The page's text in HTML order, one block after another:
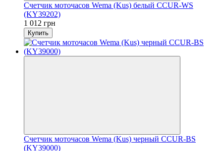
Счетчик моточасов Wema (Kus) белый CCUR-WS
(KY39202)
1 012 грн
Купить
Счетчик моточасов Wema (Kus) черный CCUR-BS
(KY39000)